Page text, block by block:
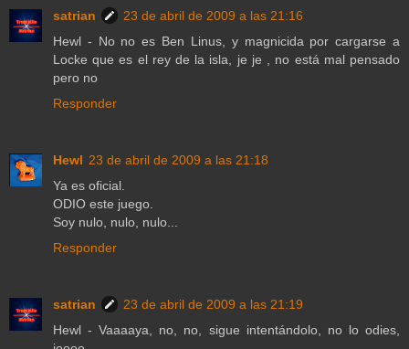
satrian
23 de abril de 2009 a las 21:16
Hewl - No no es Ben Linus, y magnicida por cargarse a
Locke que es el rey de la isla, je je , no está mal pensado
pero no
Responder
Hewl 23 de abril de 2009 a las 21:18
Ya es oficial.
ODIO este juego.
Soy nulo, nulo, nulo...
Responder
satrian
23 de abril de 2009 a las 21:19
Hewl - Vaaaaya, no, no, sigue intentándolo, no lo odies,